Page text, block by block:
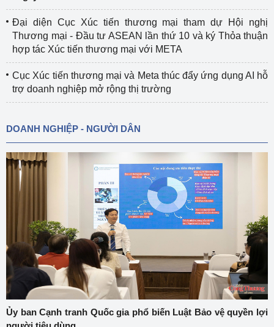
Đại diện Cục Xúc tiến thương mại tham dự Hội nghị
Thương mại - Đầu tư ASEAN lần thứ 10 và ký Thỏa thuận
hợp tác Xúc tiến thương mại với META
Cục Xúc tiến thương mại và Meta thúc đẩy ứng dụng AI hỗ
trợ doanh nghiệp mở rộng thị trường
DOANH NGHIỆP - NGƯỜI DÂN
Ủy ban Cạnh tranh Quốc gia phổ biến Luật Bảo vệ quyền lợi